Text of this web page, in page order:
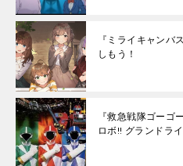
『ミライキャンバ
しもう！
『救急戦隊ゴー
ロボ!! グランドラ